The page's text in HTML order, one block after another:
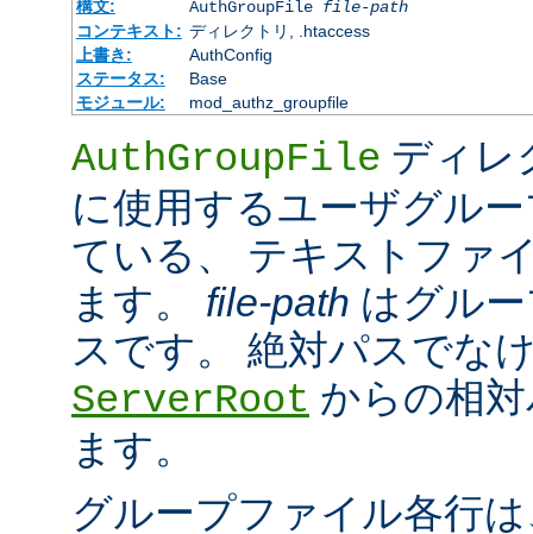
構文:
AuthGroupFile file-path
コンテキスト: ディレクトリ, .htaccess
上書き:
AuthConfig
ステータス:
Base
モジュール:
mod_authz_groupfile
AuthGroupFile ディレ
に使用するユーザグル
ている、 テキストファ
ます。 file-path はグル
スです。 絶対パスでな
ServerRoot からの相
ます。
グループファイル各行